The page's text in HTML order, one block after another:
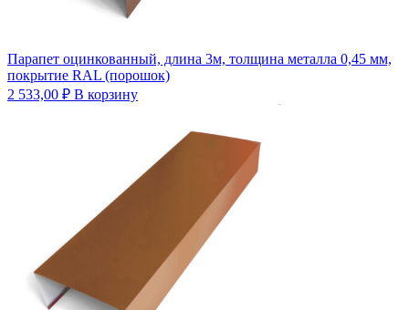
Парапет оцинкованный, длина 3м, толщина металла 0,45 мм,
покрытие RAL (порошок)
2 533,00 ₽ В корзину